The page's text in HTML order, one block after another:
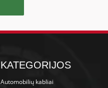
KATEGORIJOS
Automobilių kabliai